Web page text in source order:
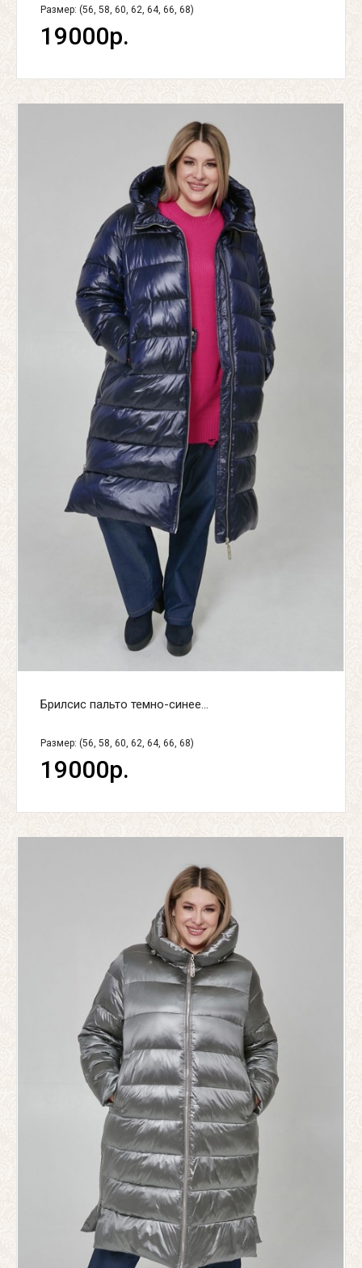
Размер: (56, 58, 60, 62, 64, 66, 68)
19000р.
Брилсис пальто темно-синее...
Размер: (56, 58, 60, 62, 64, 66, 68)
19000р.